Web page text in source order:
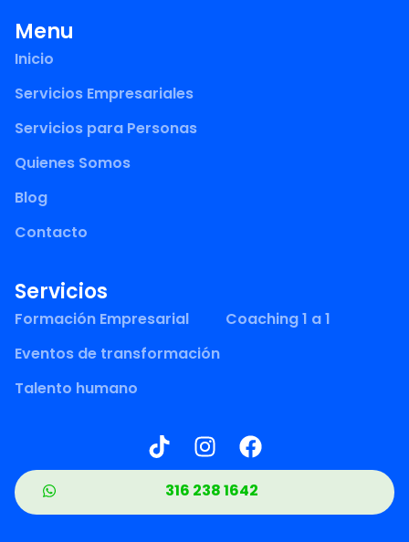
Menu
Inicio
Servicios Empresariales
Servicios para Personas
Quienes Somos
Blog
Contacto
Servicios
Formación Empresarial
Coaching 1 a 1
Eventos de transformación
Talento humano
316 238 1642